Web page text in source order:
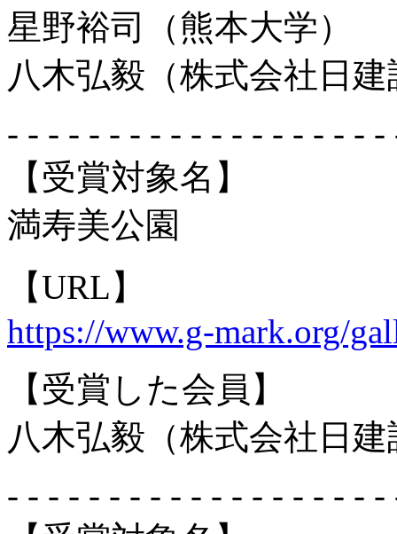
星野裕司（熊本大学）
八木弘毅（株式会社日
- - - - - - - - - - - - - - - - - - -
【受賞対象名】
満寿美公園
【URL】
https://www.g-mark.org/
【受賞した会員】
八木弘毅（株式会社日
- - - - - - - - - - - - - - - - - - -